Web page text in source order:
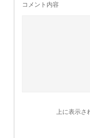
コメント内容
上に表示さ